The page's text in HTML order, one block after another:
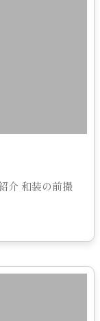
介 和装の前撮